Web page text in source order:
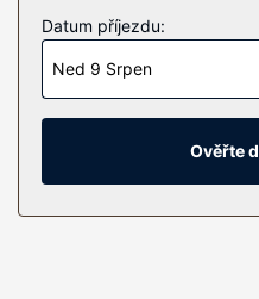
televize s plochou
K pokoji náleží vlastní
vám zajistí spojení se
kabelové kanály, dobrou
nabízí vybavení, jehož
toaletní potřeby zdarma a
Vybavení nemovitosti
K nabídce hotelu patří
Datum příjezdu:
Ned 9 Srpen
Ověřte